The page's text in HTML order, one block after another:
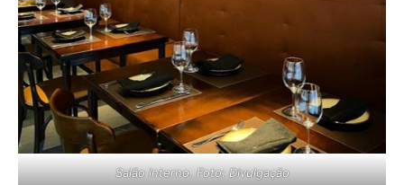
Salão interno. Foto: Divulgação